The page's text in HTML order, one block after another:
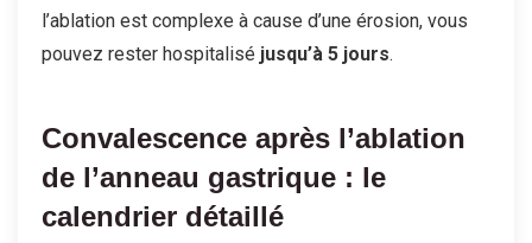
l’ablation est complexe à cause d’une érosion, vous
pouvez rester hospitalisé jusqu’à 5 jours.
Convalescence après l’ablation
de l’anneau gastrique : le
calendrier détaillé